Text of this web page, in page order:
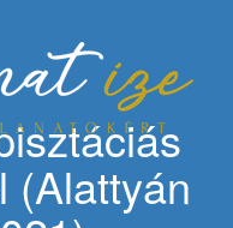
(Alattyán